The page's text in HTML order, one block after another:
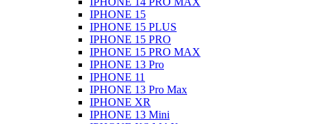
IPHONE 15
IPHONE 15 PLUS
IPHONE 15 PRO
IPHONE 15 PRO MAX
IPHONE 13 Pro
IPHONE 11
IPHONE 13 Pro Max
IPHONE XR
IPHONE 13 Mini